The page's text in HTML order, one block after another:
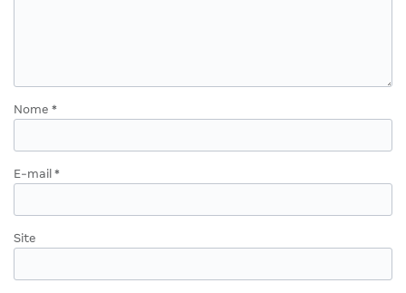
Nome *
E-mail *
Site